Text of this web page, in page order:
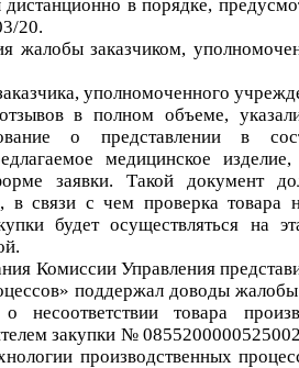
в порядке,
20.
жалобы заказчиком,
аказчика, уполномоченного
в полном объеме,
о представлении в
медицинское
заявки. Такой документ
в связи с чем проверка товара
будет осуществляться на
Комиссии Управления
поддержалдоводы жалобы
о несоответствии товара
закупки №
производственных